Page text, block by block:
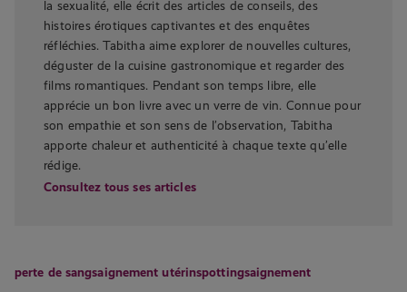
la sexualité, elle écrit des articles de conseils, des
histoires érotiques captivantes et des enquêtes
réfléchies. Tabitha aime explorer de nouvelles cultures,
déguster de la cuisine gastronomique et regarder des
films romantiques. Pendant son temps libre, elle
apprécie un bon livre avec un verre de vin. Connue pour
son empathie et son sens de l’observation, Tabitha
apporte chaleur et authenticité à chaque texte qu’elle
rédige.
Consultez tous ses articles
perte de sangsaignement utérinspottingsaignement